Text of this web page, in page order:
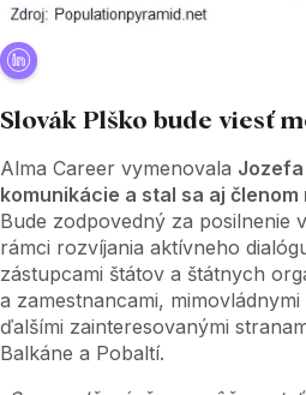
Slovák Plško bude viesť
Alma Career vymenovala Jozefa
komunikácie a stal sa aj
Bude zodpovedný za posilnenie
rámci rozvíjania aktívneho
zástupcami štátov a štátnych
a zamestnancami,
ďalšími zainteresovanými
Balkáne a Pobaltí.